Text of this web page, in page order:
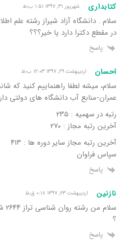
کتابداری شهریور ۳۱, ۱۳۹۷ ۱:۵۱ ب٫ظ
سلام . دانشگاه آزاد شیراز رشته علم
در مقطع دکترا دارد یا خیر؟؟؟
پاسخ
احسان اردیبهشت ۲۹, ۱۳۹۷ ۱۲:۰۳ ب٫ظ
سلام، میشه لطفا راهنماییم کنید که
عمران-منابع آب دانشگاه های دولتی
رتبه در سهمیه : ۲۳۵
آخرین رتبه مجاز : ۲۷۰
آخرین رتبه مجاز سایر دوره ها : ۴۱۳
سپاس فراوان
پاسخ
نازنین اردیبهشت ۲۳, ۱۳۹۷ ۰:۱۸ ق٫ظ
؟
پاسخ